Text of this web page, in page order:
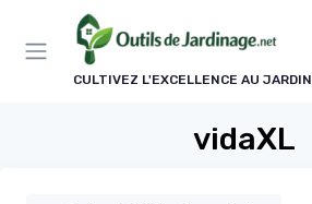
CULTIVEZ L'EXCELLENCE AU JARDIN
vidaXL
Panneau de gestion des cookies